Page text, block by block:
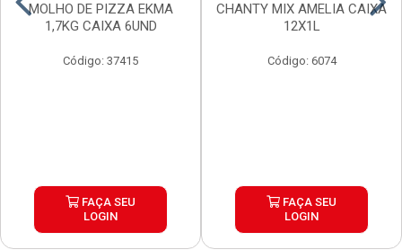
MOLHO DE PIZZA EKMA
1,7KG CAIXA 6UND
Código: 37415
FAÇA SEU
LOGIN
CHANTY MIX AMELIA CAIXA
12X1L
Código: 6074
FAÇA SEU
LOGIN